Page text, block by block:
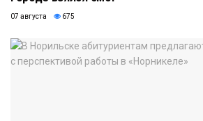
07 августа 675